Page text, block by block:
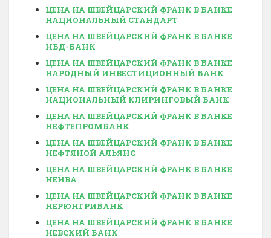
ЦЕНА НА ШВЕЙЦАРСКИЙ ФРАНК В БАНКЕ
НАЦИОНАЛЬНЫЙ СТАНДАРТ
ЦЕНА НА ШВЕЙЦАРСКИЙ ФРАНК В БАНКЕ
НБД-БАНК
ЦЕНА НА ШВЕЙЦАРСКИЙ ФРАНК В БАНКЕ
НАРОДНЫЙ ИНВЕСТИЦИОННЫЙ БАНК
ЦЕНА НА ШВЕЙЦАРСКИЙ ФРАНК В БАНКЕ
НАЦИОНАЛЬНЫЙ КЛИРИНГОВЫЙ БАНК
ЦЕНА НА ШВЕЙЦАРСКИЙ ФРАНК В БАНКЕ
НЕФТЕПРОМБАНК
ЦЕНА НА ШВЕЙЦАРСКИЙ ФРАНК В БАНКЕ
НЕФТЯНОЙ АЛЬЯНС
ЦЕНА НА ШВЕЙЦАРСКИЙ ФРАНК В БАНКЕ
НЕЙВА
ЦЕНА НА ШВЕЙЦАРСКИЙ ФРАНК В БАНКЕ
НЕРЮНГРИБАНК
ЦЕНА НА ШВЕЙЦАРСКИЙ ФРАНК В БАНКЕ
НЕВСКИЙ БАНК